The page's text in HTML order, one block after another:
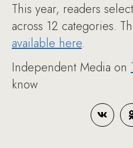
This year, readers
across 12 categories.
available here.
Independent Media on
know